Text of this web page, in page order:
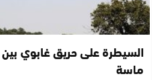
السيطرة على حريق غابوي
ماسة